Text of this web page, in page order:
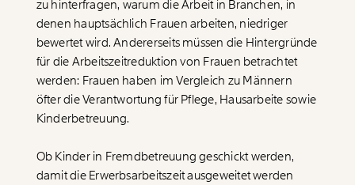
Veränderung
beginnt mit Dir!
zu hinterfragen, warum die Arbeit in Branchen, in
denen hauptsächlich Frauen arbeiten, niedriger
bewertet wird. Andererseits müssen die Hintergründe
für die Arbeitszeitreduktion von Frauen betrachtet
werden: Frauen haben im Vergleich zu Männern
öfter die Verantwortung für Pflege, Hausarbeite sowie
Kinderbetreuung.
Ob Kinder in Fremdbetreuung geschickt werden,
damit die Erwerbsarbeitszeit ausgeweitet werden